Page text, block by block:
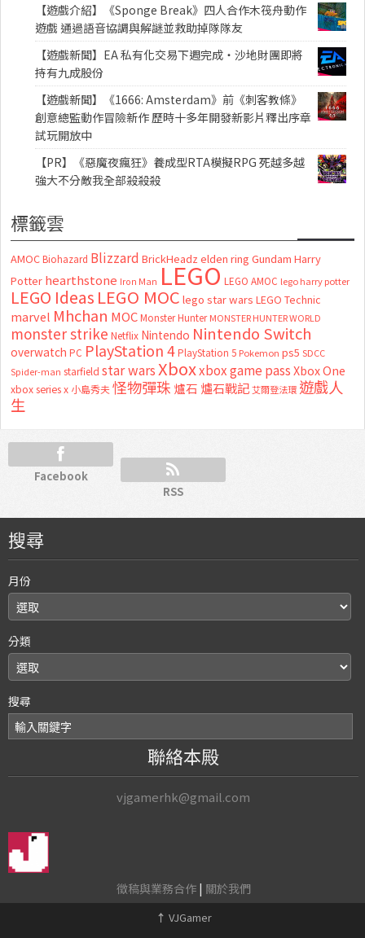
【遊戲介紹】《Sponge Break》四人合作木筏舟動作
遊戲 通過語音協調與解謎並救助掉隊隊友
【遊戲新聞】EA 私有化交易下週完成・沙地財團即將
持有九成股份
【遊戲新聞】《1666: Amsterdam》前《刺客教條》
創意總監動作冒險新作 歷時十多年開發新影片釋出序章
試玩開放中
【PR】《惡魔夜瘋狂》養成型RTA模擬RPG 死越多越
強大不分敵我全部殺殺殺
標籤雲
AMOC Biohazard Blizzard BrickHeadz elden ring Gundam Harry
Potter hearthstone Iron Man LEGO LEGO AMOC lego harry potter
LEGO Ideas LEGO MOC lego star wars LEGO Technic
marvel Mhchan MOC Monster Hunter MONSTER HUNTER WORLD
monster strike Netflix Nintendo Nintendo Switch
overwatch PC PlayStation 4 PlayStation 5 Pokemon ps5 SDCC
Spider-man starfield star wars Xboxxbox game passXbox One
xbox series x 小島秀夫怪物彈珠 爐石 爐石戰記艾爾登法環 遊戲人
生
Facebook
RSS
搜尋
月份
分類
搜尋
聯絡本殿
vjgamerhk@gmail.com
徵稿與業務合作| 關於我們
↑ VJGamer